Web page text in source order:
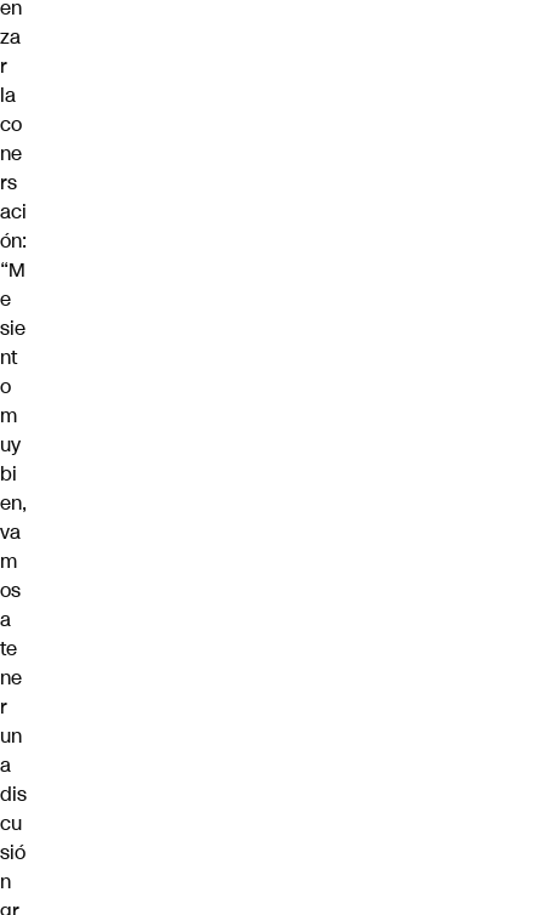
en
za
r
la
co
ne
rs
aci
ón:
“M
e
sie
nt
o
m
uy
bi
en,
va
m
os
a
te
ne
r
un
a
dis
cu
sió
n